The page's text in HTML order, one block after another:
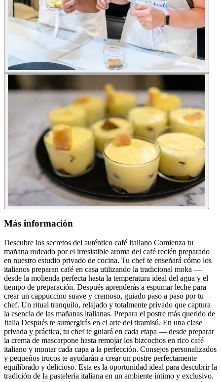
Más información
Descubre los secretos del auténtico café italiano Comienza tu
mañana rodeado por el irresistible aroma del café recién preparado
en nuestro estudio privado de cocina. Tu chef te enseñará cómo los
italianos preparan café en casa utilizando la tradicional moka —
desde la molienda perfecta hasta la temperatura ideal del agua y el
tiempo de preparación. Después aprenderás a espumar leche para
crear un cappuccino suave y cremoso, guiado paso a paso por tu
chef. Un ritual tranquilo, relajado y totalmente privado que captura
la esencia de las mañanas italianas. Prepara el postre más querido de
Italia Después te sumergirás en el arte del tiramisú. En una clase
privada y práctica, tu chef te guiará en cada etapa — desde preparar
la crema de mascarpone hasta remojar los bizcochos en rico café
italiano y montar cada capa a la perfección. Consejos personalizados
y pequeños trucos te ayudarán a crear un postre perfectamente
equilibrado y delicioso. Esta es la oportunidad ideal para descubrir la
tradición de la pastelería italiana en un ambiente íntimo y exclusivo.